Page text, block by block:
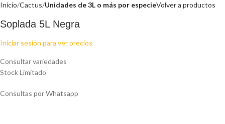
Inicio Cactus Unidades de 3L o más por especieVolver a productos
Soplada 5L Negra
Iniciar sesión para ver precios
Consultar variedades
Stock Limitado
Consultas por Whatsapp